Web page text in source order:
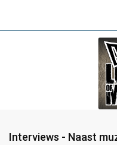
Interviews - Naast